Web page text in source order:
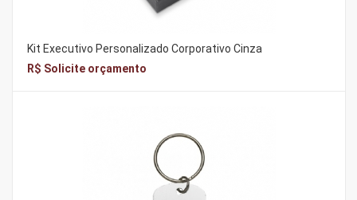
Kit Executivo Personalizado Corporativo Cinza
R$ Solicite orçamento